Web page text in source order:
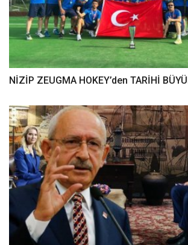
NİZİP ZEUGMA HOKEY’den TARİHİ